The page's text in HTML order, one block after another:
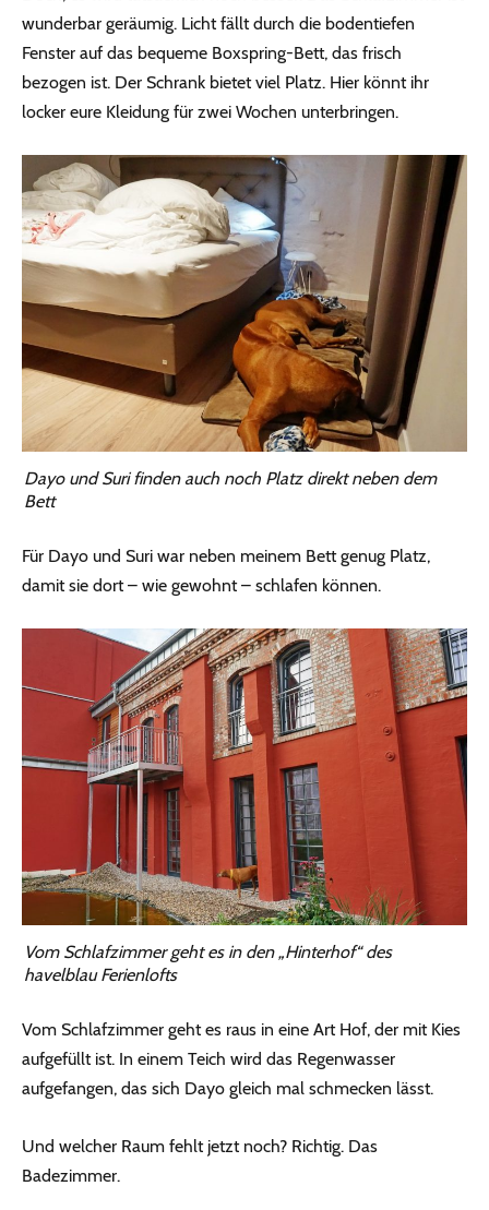
wunderbar geräumig. Licht fällt durch die bodentiefen
Fenster auf das bequeme Boxspring-Bett, das frisch
bezogen ist. Der Schrank bietet viel Platz. Hier könnt ihr
locker eure Kleidung für zwei Wochen unterbringen.
Dayo und Suri finden auch noch Platz direkt neben dem
Bett
Für Dayo und Suri war neben meinem Bett genug Platz,
damit sie dort – wie gewohnt – schlafen können.
Vom Schlafzimmer geht es in den „Hinterhof“ des
havelblau Ferienlofts
Vom Schlafzimmer geht es raus in eine Art Hof, der mit Kies
aufgefüllt ist. In einem Teich wird das Regenwasser
aufgefangen, das sich Dayo gleich mal schmecken lässt.
Und welcher Raum fehlt jetzt noch? Richtig. Das
Badezimmer.